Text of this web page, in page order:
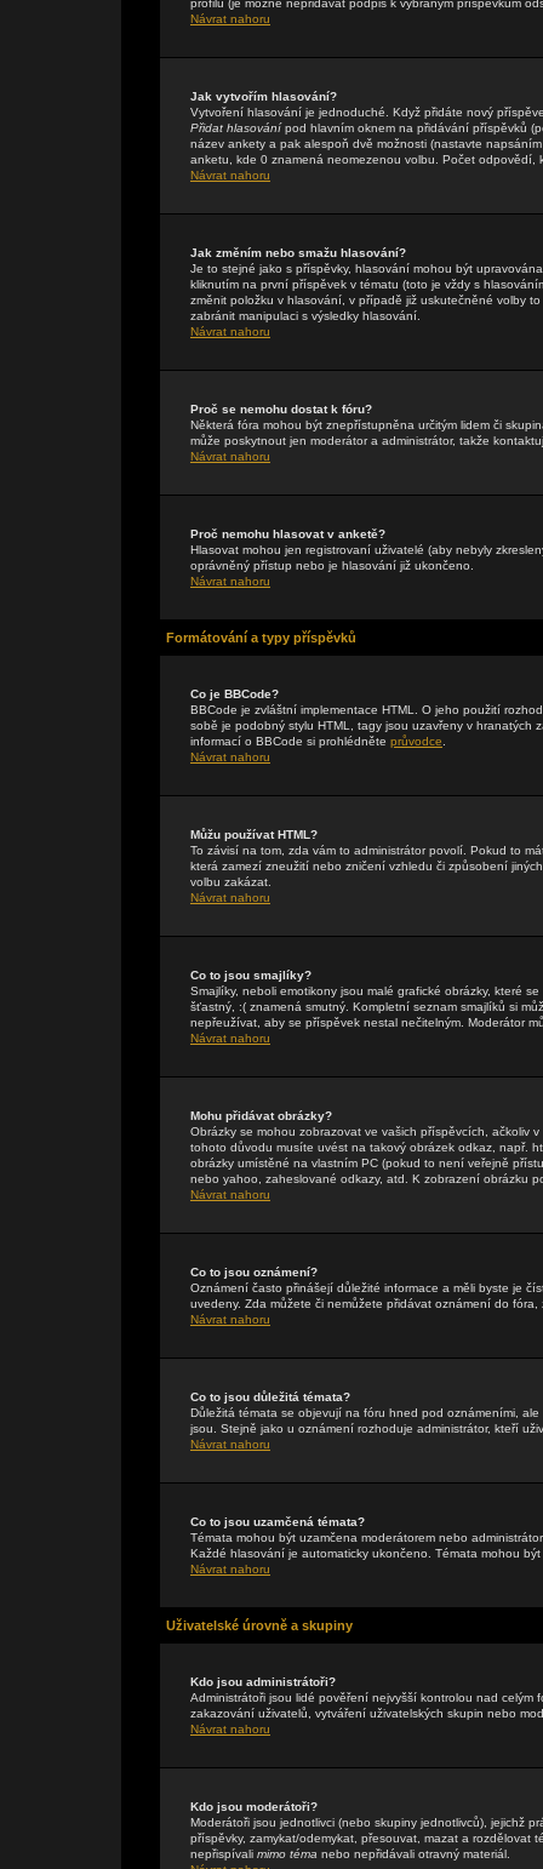
profilu (je možné nepřidávat podpis k vybraným příspěvkům
Návrat nahoru
Jak vytvořím hlasování?
Vytvoření hlasování je jednoduché. Když přidáte nový
Přidat hlasovánípod hlavním oknem na přidávání příspěvků
název ankety a pak alespoň dvě možnosti (nastavte
anketu, kde 0 znamená neomezenou volbu. Počet odpovědí,
Návrat nahoru
Jak změním nebo smažu hlasování?
Je to stejné jako s příspěvky, hlasování mohou být
kliknutím na první příspěvek v tématu (toto je vždy s
změnit položku v hlasování, v případě již uskutečněné volby
zabránit manipulaci s výsledky hlasování.
Návrat nahoru
Proč se nemohu dostat k fóru?
Některá fóra mohou být znepřístupněna určitým lidem či
může poskytnout jen moderátor a administrátor, takže
Návrat nahoru
Proč nemohu hlasovat v anketě?
Hlasovat mohou jen registrovaní uživatelé (aby nebyly
oprávněný přístup nebo je hlasování již ukončeno.
Návrat nahoru
Formátování a typy příspěvků
Co je BBCode?
BBCode je zvláštní implementace HTML. O jeho použití
sobě je podobný stylu HTML, tagy jsou uzavřeny v
informací o BBCode si prohlédněte průvodce
Návrat nahoru
Můžu používat HTML?
To závisí na tom, zda vám to administrátor povolí. Pokud to
která zamezí zneužití nebo zničení vzhledu či způsobení
volbu zakázat.
Návrat nahoru
Co to jsou smajlíky?
Smajlíky, neboli emotikony jsou malé grafické obrázky, které
šťastný, :( znamená smutný. Kompletní seznam smajlíků si
nepřeužívat, aby se příspěvek nestal nečitelným. Moderátor
Návrat nahoru
Mohu přidávat obrázky?
Obrázky se mohou zobrazovat ve vašich příspěvcích, ačkoliv
tohoto důvodu musíte uvést na takový obrázek odkaz, např.
obrázky umístěné na vlastním PC (pokud to není veřejně
nebo yahoo, zaheslované odkazy, atd. K zobrazení obrázku
Návrat nahoru
Co to jsou oznámení?
Oznámení často přinášejí důležité informace a měli byste je
uvedeny. Zda můžete či nemůžete přidávat oznámení do
Návrat nahoru
Co to jsou důležitá témata?
Důležitá témata se objevují na fóru hned pod oznámeními,
jsou. Stejně jako u oznámení rozhoduje administrátor, kteří
Návrat nahoru
Co to jsou uzamčená témata?
Témata mohou být uzamčena moderátorem nebo
Každé hlasování je automaticky ukončeno. Témata mohou
Návrat nahoru
Uživatelské úrovně a skupiny
Kdo jsou administrátoři?
Administrátoři jsou lidé pověření nejvyšší kontrolou nad
zakazování uživatelů, vytváření uživatelských skupin nebo
Návrat nahoru
Kdo jsou moderátoři?
Moderátoři jsou jednotlivci (nebo skupiny jednotlivců), jejichž
příspěvky, zamykat/odemykat, přesouvat, mazat a rozdělovat
nepřispívali mimo téma nebo nepřidávali otravný materiál.